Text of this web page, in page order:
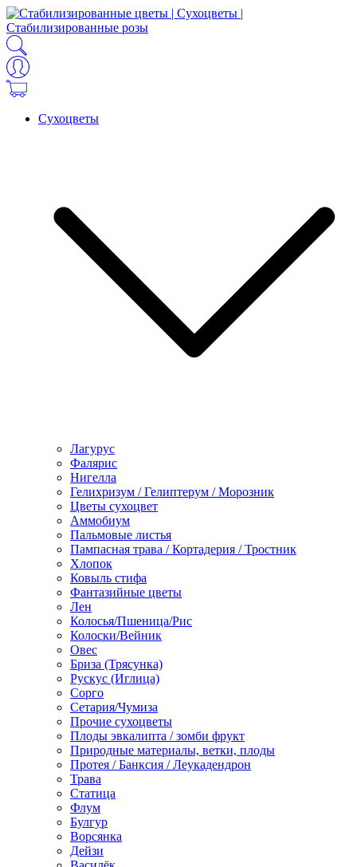
Сухоцветы
Лагурус
Фалярис
Нигелла
Гелихризум / Гелиптерум / Морозник
Цветы сухоцвет
Аммобиум
Пальмовые листья
Пампасная трава / Кортадерия / Тростник
Хлопок
Ковыль стифа
Фантазийные цветы
Лен
Колосья/Пшеница/Рис
Колоски/Вейник
Овес
Бриза (Трясунка)
Рускус (Иглица)
Сорго
Сетария/Чумиза
Прочие сухоцветы
Плоды эвкалипта / зомби фрукт
Природные материалы, ветки, плоды
Протея / Банксия / Леукадендрон
Трава
Статица
Флум
Булгур
Ворсянка
Дейзи